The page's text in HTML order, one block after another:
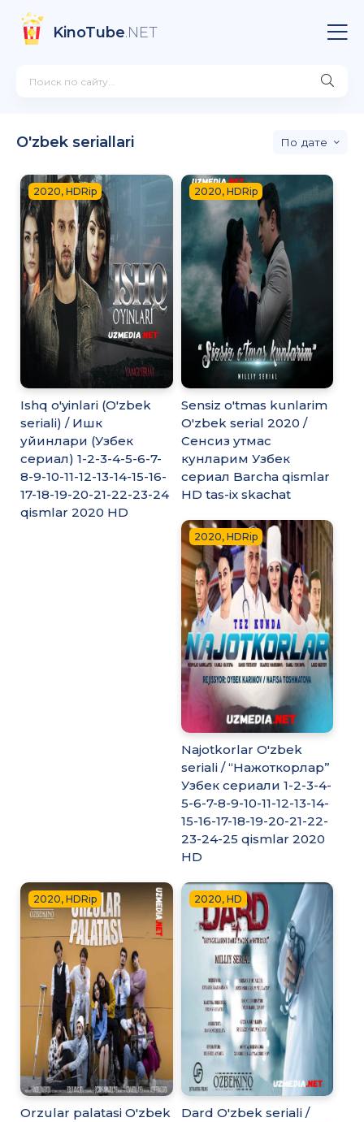
KinoTube.NET
O'zbek seriallari дате
2020, HDRip
Ishq o'yinlari (O'zbek
seriali) / Ишк
уйинлари (Узбек
сериал) 1-2-3-4-5-6-7-
8-9-10-11-12-13-14-15-16-
17-18-19-20-21-22-23-24
qismlar 2020 HD
2020, HDRip
Sensiz o'tmas kunlarim
O'zbek serial 2020 /
Сенсиз утмас
кунларим Узбек
сериал Barcha qismlar
HD tas-ix skachat
2020, HDRip
Najotkorlar O'zbek
seriali / “Нажоткорлар”
Узбек сериали 1-2-3-4-
5-6-7-8-9-10-11-12-13-14-
15-16-17-18-19-20-21-22-
23-24-25 qismlar 2020
HD
2020, HDRip
Orzular palatasi O'zbek
2020, HD
Dard O'zbek seriali /